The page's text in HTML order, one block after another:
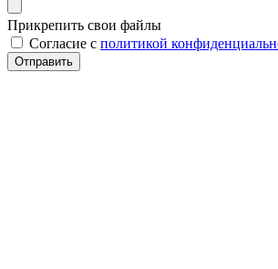
Прикрепить свои файлы
Cогласие с политикой
Отправить